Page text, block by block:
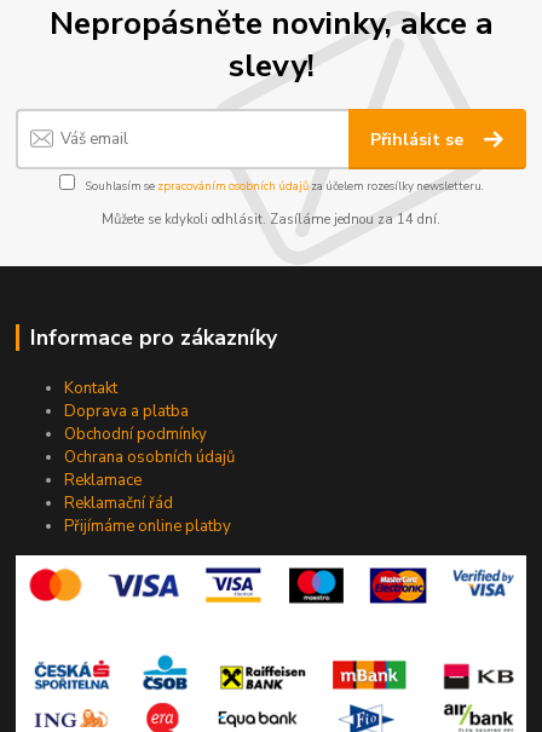
Nepropásněte novinky, akce a
slevy!
Přihlásit se
Souhlasím se zpracováním osobních údajůza účelem rozesílky newsletteru.
Můžete se kdykoli odhlásit. Zasíláme jednou za 14 dní.
Informace pro zákazníky
Kontakt
Doprava a platba
Obchodní podmínky
Ochrana osobních údajů
Reklamace
Reklamační řád
Přijímáme online platby